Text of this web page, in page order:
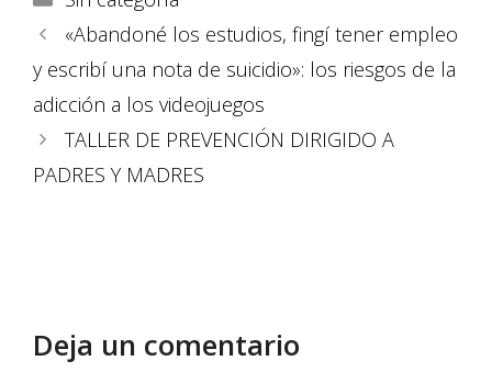
«Abandoné los estudios, fingí tener empleo
y escribí una nota de suicidio»: los riesgos de la
adicción a los videojuegos
TALLER DE PREVENCIÓN DIRIGIDO A
PADRES Y MADRES
Deja un comentario